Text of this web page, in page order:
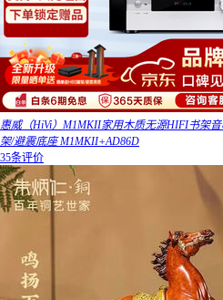
惠威（HiVi）M1MKII家用木质无源HIFI书架
架/避震底座 M1MKII+AD86D
35条评价